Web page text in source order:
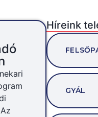
Híreink
GYÁL